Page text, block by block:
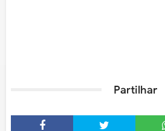
Partilhar